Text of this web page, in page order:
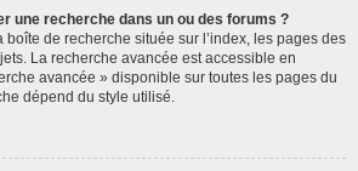
une recherche dans un ou des forums ?
de recherche située sur l’index, les pages des
La recherche avancée est accessible en
avancée » disponible sur toutes les pages du
dépend du style utilisé.